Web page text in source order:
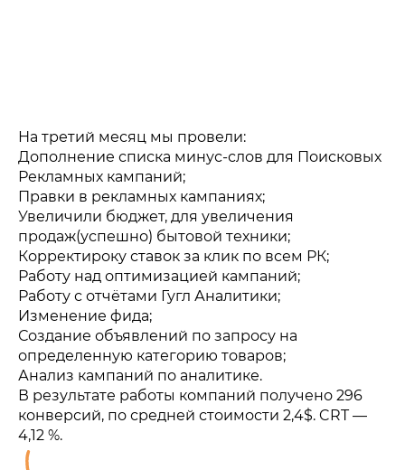
На третий месяц мы провели:
Дополнение списка минус-слов для Поисковых
Рекламных кампаний;
Правки в рекламных кампаниях;
Увеличили бюджет, для увеличения
продаж(успешно) бытовой техники;
Корректироку ставок за клик по всем РК;
Работу над оптимизацией кампаний;
Работу с отчётами Гугл Аналитики;
Изменение фида;
Создание объявлений по запросу на
определенную категорию товаров;
Анализ кампаний по аналитике.
В результате работы компаний получено 296
конверсий, по средней стоимости 2,4$. CRT —
4,12 %.